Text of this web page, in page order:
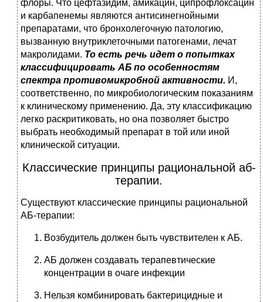
флоры. Что цефтазидим, амикацин, ципрофлоксацин
и карбапенемы являются антисинегнойными
препаратами, что бронхолегочную патологию,
вызванную внутриклеточными патогенами, лечат
макролидами. То есть речь идет о попытках
классифицировать АБ по особенностям
спектра противомикробной активности. И,
соответственно, по микробиологическим показаниям
к клиническому применению. Да, эту классификацию
легко раскритиковать, но она позволяет быстро
выбрать необходимый препарат в той или иной
клинической ситуации.
Классические принципы рациональной аб-
терапии.
Существуют классические принципы рациональной
АБ-терапии:
Возбудитель должен быть чувствителен к АБ.
АБ должен создавать терапевтические
концентрации в очаге инфекции
Нельзя комбинировать бактерицидные и